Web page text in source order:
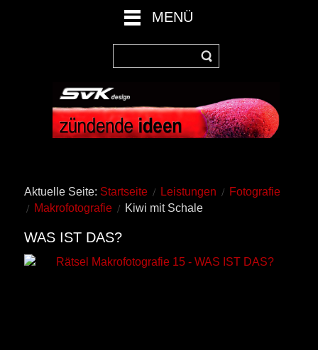
MENÜ
Aktuelle Seite: Startseite Leistungen
Fotografie
Makrofotografie
Kiwi mit Schale
WAS IST DAS?